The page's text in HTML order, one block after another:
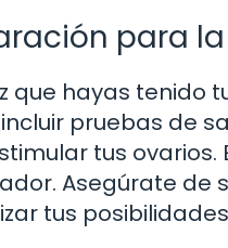
para la
que hayas tenido
pruebas de
tus
Asegúrate de
tus